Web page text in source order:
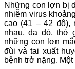
Những con lợn bị
nhiễm virus
cao (41 – 42 độ),
nhau, da đỏ, thở
những con lợn
đùi và tai xuất
bệnh trở nặng.